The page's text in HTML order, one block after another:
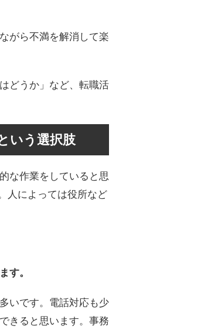
がら不満を解消して楽
どうか」など、転職活
いう選択肢
な作業をしていると思
人によっては役所など
す。
いです。電話対応も少
きると思います。事務